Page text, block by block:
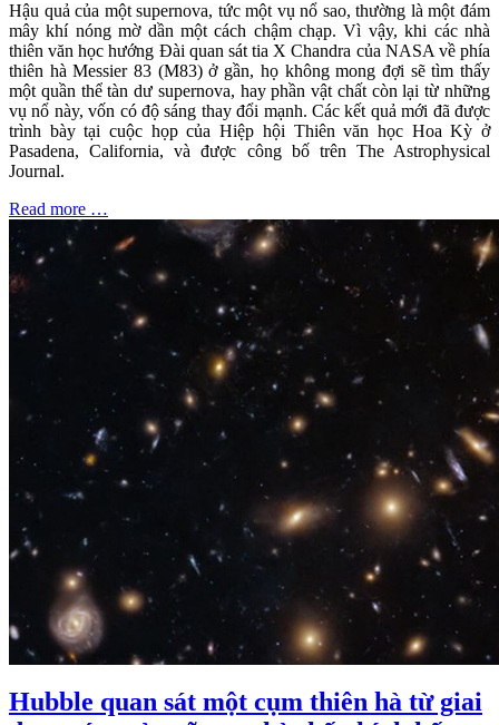
Hậu quả của một supernova, tức một vụ nổ sao, thường là một đám
mây khí nóng mờ dần một cách chậm chạp. Vì vậy, khi các nhà
thiên văn học hướng Đài quan sát tia X Chandra của NASA về phía
thiên hà Messier 83 (M83) ở gần, họ không mong đợi sẽ tìm thấy
một quần thể tàn dư supernova, hay phần vật chất còn lại từ những
vụ nổ này, vốn có độ sáng thay đổi mạnh. Các kết quả mới đã được
trình bày tại cuộc họp của Hiệp hội Thiên văn học Hoa Kỳ ở
Pasadena, California, và được công bố trên The Astrophysical
Journal.
Read more …
Hubble quan sát một cụm thiên hà từ giai